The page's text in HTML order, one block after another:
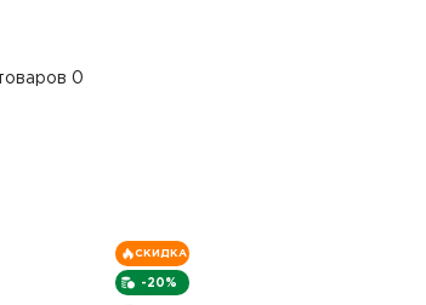
0
-20%
СКИДКА